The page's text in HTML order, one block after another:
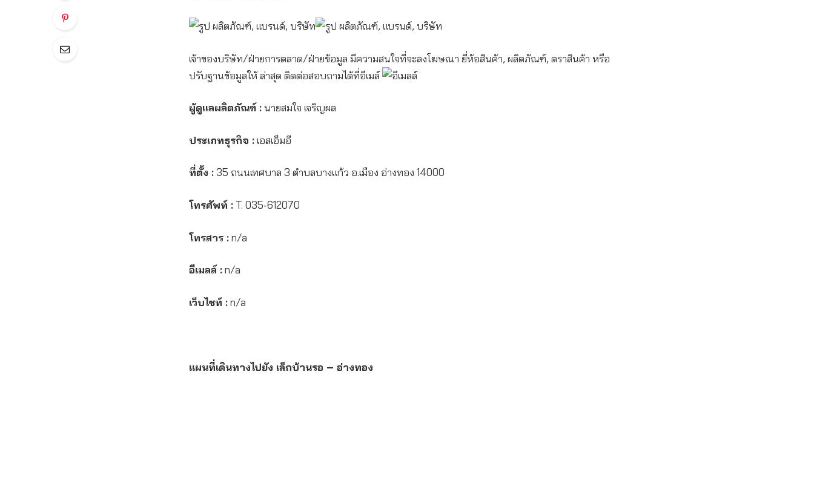
เจ้าของบริษัท/ฝ่ายการตลาด/ฝ่ายข้อมูล มีความสนใจที่จะลงโฆษณา ยี่ห้อสินค้า, ผลิตภัณฑ์, ตราสินค้า หรือ
ปรับฐานข้อมูลให้ ล่าสุด ติดต่อสอบถามได้ที่อีเมล์
ผู้ดูแลผลิตภัณฑ์ :นายสมใจ เจริญผล
ประเภทธุรกิจ :เอสเอ็มอี
ที่ตั้ง :35 ถนนเทศบาล 3 ตำบลบางแก้ว อ.เมือง อ่างทอง 14000
โทรศัพท์ : T. 035-612070
โทรสาร :n/a
อีเมลล์ :n/a
เว็บไซท์ :n/a
แผนที่เดินทางไปยัง เล็กบ้านรอ – อ่างทอง